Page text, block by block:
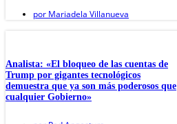
por Mariadela Villanueva
Analista: «El bloqueo de las cuentas de
Trump por gigantes tecnológicos
demuestra que ya son más poderosos que
cualquier Gobierno»